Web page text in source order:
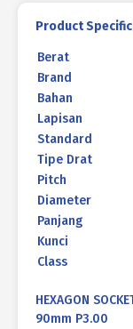
Product
Berat
Brand
Bahan
Lapisan
Standard
Tipe Drat
Pitch
Diameter
Panjang
Kunci
Class
HEXAGON
90mm P3.00